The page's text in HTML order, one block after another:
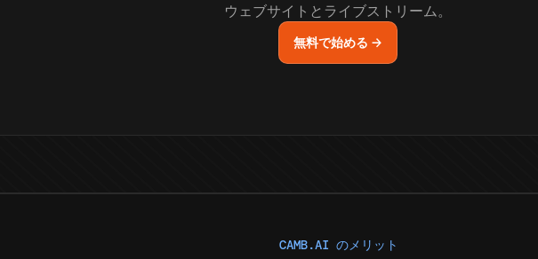
ウェブサイトとライブストリーム。
無料で始める →
CAMB.AI のメリット